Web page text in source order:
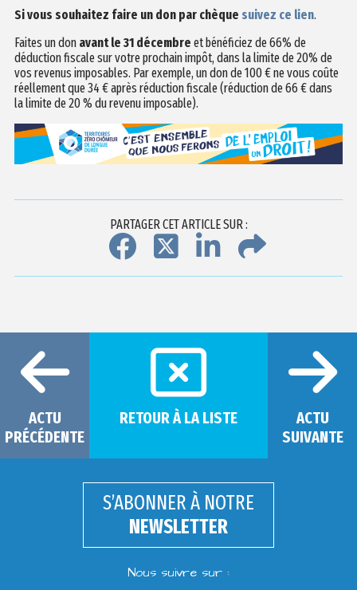
Si vous souhaitez faire un don par chèque suivez ce lien.
Faites un don avant le 31 décembre et bénéficiez de 66% de
déduction fiscale sur votre prochain impôt, dans la limite de 20% de
vos revenus imposables. Par exemple, un don de 100 € ne vous coûte
réellement que 34 € après réduction fiscale (réduction de 66 € dans
la limite de 20 % du revenu imposable).
PARTAGER CET ARTICLE SUR :
ACTU
PRÉCÉDENTE
RETOUR À LA LISTE
ACTU
SUIVANTE
S’ABONNER À NOTRE
NEWSLETTER
Nous suivre sur :